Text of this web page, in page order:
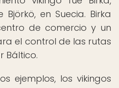
en Suecia. Birka
de comercio y un
el control de las rutas
Báltico.
ejemplos, los vikingos